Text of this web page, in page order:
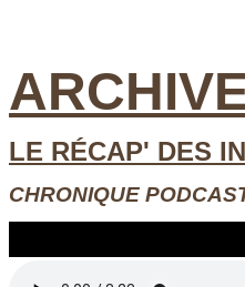
LE RÉCAP' DES
CHRONIQUE